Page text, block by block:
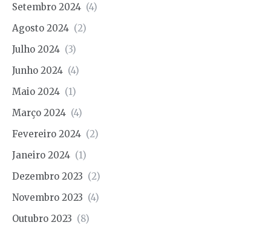
Setembro 2024 (4)
Agosto 2024 (2)
Julho 2024 (3)
Junho 2024 (4)
Maio 2024 (1)
Março 2024 (4)
Fevereiro 2024 (2)
Janeiro 2024 (1)
Dezembro 2023 (2)
Novembro 2023 (4)
Outubro 2023 (8)